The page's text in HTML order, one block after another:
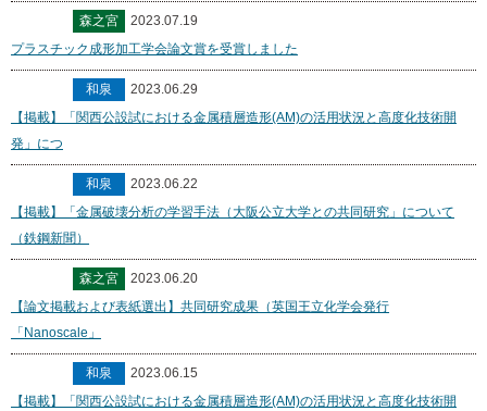
森之宮
2023.07.19
プラスチック成形加工学会論文賞を受賞しました
和泉
2023.06.29
【掲載】「関西公設試における金属積層造形(AM)の活用状況と高度化技術開
発」につ
和泉
2023.06.22
【掲載】「金属破壊分析の学習手法（大阪公立大学との共同研究」について
（鉄鋼新聞）
森之宮
2023.06.20
【論文掲載および表紙選出】共同研究成果（英国王立化学会発行
「Nanoscale」
和泉
2023.06.15
【掲載】「関西公設試における金属積層造形(AM)の活用状況と高度化技術開